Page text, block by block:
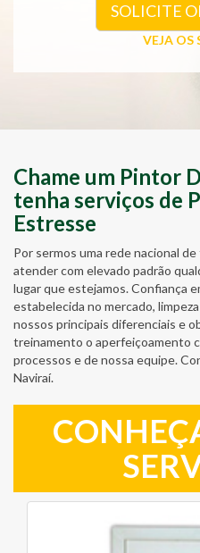
SOLICITE
VEJA OS
Chame um Pintor
tenha serviços de
Estresse
Por sermos uma rede nacional
atender com elevado padrão
lugar que estejamos. Confiança
estabelecida no mercado,
nossos principais diferenciais e
treinamento o aperfeiçoamento
processos e de nossa equipe.
Naviraí.